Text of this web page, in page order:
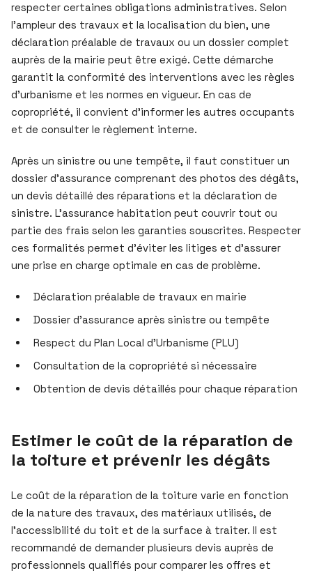
respecter certaines obligations administratives. Selon
l’ampleur des travaux et la localisation du bien, une
déclaration préalable de travaux ou un dossier complet
auprès de la mairie peut être exigé. Cette démarche
garantit la conformité des interventions avec les règles
d’urbanisme et les normes en vigueur. En cas de
copropriété, il convient d’informer les autres occupants
et de consulter le règlement interne.
Après un sinistre ou une tempête, il faut constituer un
dossier d’assurance comprenant des photos des dégâts,
un devis détaillé des réparations et la déclaration de
sinistre. L’assurance habitation peut couvrir tout ou
partie des frais selon les garanties souscrites. Respecter
ces formalités permet d’éviter les litiges et d’assurer
une prise en charge optimale en cas de problème.
Déclaration préalable de travaux en mairie
Dossier d’assurance après sinistre ou tempête
Respect du Plan Local d’Urbanisme (PLU)
Consultation de la copropriété si nécessaire
Obtention de devis détaillés pour chaque réparation
Estimer le coût de la réparation de
la toiture et prévenir les dégâts
Le coût de la réparation de la toiture varie en fonction
de la nature des travaux, des matériaux utilisés, de
l’accessibilité du toit et de la surface à traiter. Il est
recommandé de demander plusieurs devis auprès de
professionnels qualifiés pour comparer les offres et